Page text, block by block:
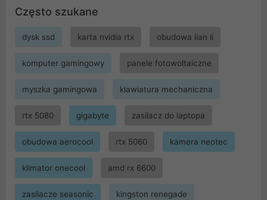
Często szukane
dysk ssd karta nvidia rtx obudowa lian li
komputer gamingowy panele fotowoltaiczne
myszka gamingowa klawiatura mechaniczna
rtx 5080 gigabyte zasilacz do laptopa
obudowa aerocool rtx 5060 kamera neotec
klimator onecool amd rx 6600
zasilacze seasonic kingston renegade